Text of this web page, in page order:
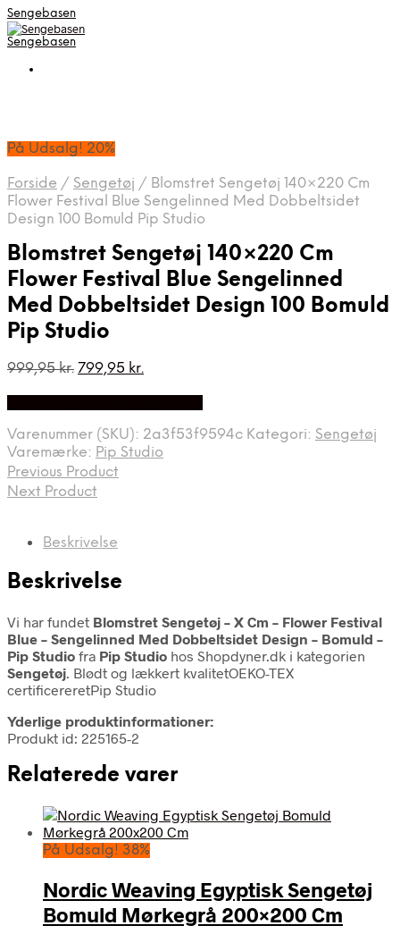
Sengebasen
Sengebasen
På Udsalg! 20%
Forside / Sengetøj / Blomstret Sengetøj 140×220 Cm
Flower Festival Blue Sengelinned Med Dobbeltsidet
Design 100 Bomuld Pip Studio
Blomstret Sengetøj 140×220 Cm
Flower Festival Blue Sengelinned
Med Dobbeltsidet Design 100 Bomuld
Pip Studio
999,95kr. Den
999,95 kr..
799,95 kr.Den
799,95 kr..
Varenummer (SKU): 2a3f53f9594c Kategori: Sengetøj
Varemærke: Pip Studio
Previous Product
Next Product
Beskrivelse
Beskrivelse
Vi har fundet Blomstret Sengetøj – X Cm – Flower Festival
Blue – Sengelinned Med Dobbeltsidet Design – Bomuld –
Pip Studio fra Pip Studio hos Shopdyner.dk i kategorien
Sengetøj. Blødt og lækkert kvalitetOEKO-TEX
certificereretPip Studio
Yderlige produktinformationer:
Produkt id: 225165-2
Relaterede varer
På Udsalg! 38%
Nordic Weaving Egyptisk Sengetøj
Bomuld Mørkegrå 200×200 Cm